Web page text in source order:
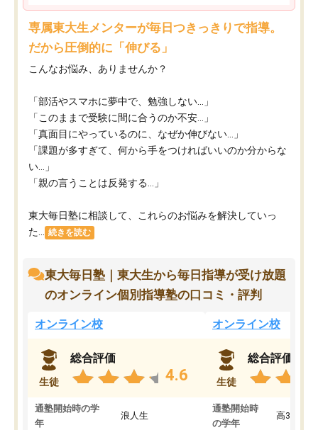
専属東大生メンターが毎日つきっきりで指導。
だから圧倒的に「伸びる」
こんなお悩み、ありませんか？
「部活やスマホに夢中で、勉強しない…」
「このままで受験に間に合うのか不安…」
「真面目にやっているのに、なぜか伸びない…」
「課題が多すぎて、何から手をつければいいのか分からな
い…」
「親の言うことは反発する…」
東大毎日塾に相談して、これらのお悩みを解決していっ
た...
続きを読む
東大毎日塾｜東大生から毎日指導が受け放題
のオンライン個別指導塾の口コミ・評判
オンライン校
生徒
総合評価
4.6
通塾開始時の学
年
浪人生
オンライン校
生徒
総合評価
通塾開始時
の学年
高3